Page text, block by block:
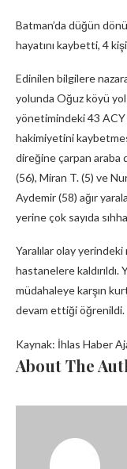
Batman’da düğün
hayatını kaybetti, 4
Edinilen bilgilere
yolunda Oğuz köyü yol
yönetimindeki 43 ACY
hakimiyetini
direğine çarpan araba
(56), Miran T. (5) ve
Aydemir (58) ağır
yerine çok sayıda
Yaralılar olay
hastanelere
müdahaleye karşın
devam ettiği öğrenildi.
Kaynak: İhlas Haber
About The